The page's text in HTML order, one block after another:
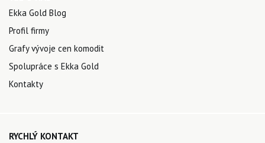
Ekka Gold Blog
Profil firmy
Grafy vývoje cen komodit
Spolupráce s Ekka Gold
Kontakty
RYCHLÝ KONTAKT